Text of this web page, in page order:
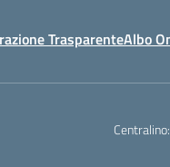
TrasparenteAlbo
Centralino: